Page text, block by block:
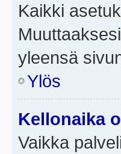
Kaikki
yleensä
Ylös
Kellonaika
Vaikka